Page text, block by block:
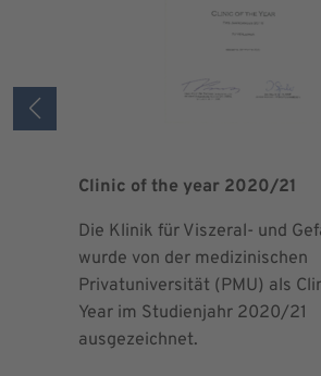
Clinic of the year 2020/21
Die Klinik für Viszeral- und
wurde von der medizinischen
Privatuniversität (PMU) als
Year im Studienjahr 2020/21
ausgezeichnet.